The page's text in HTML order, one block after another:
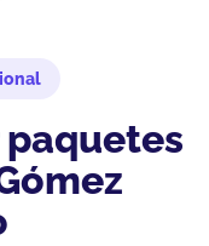
paquetes